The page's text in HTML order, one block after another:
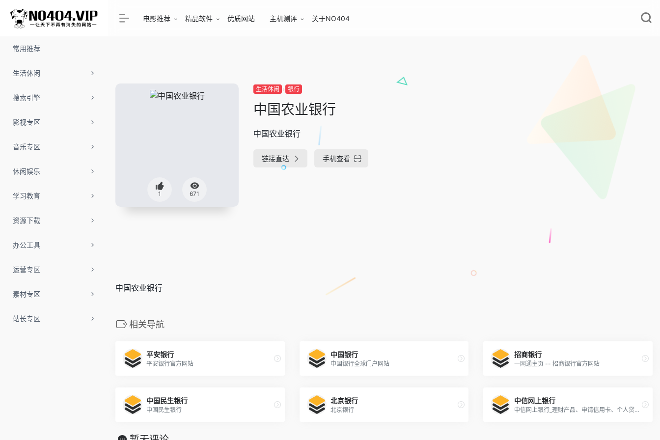
常用推荐
生活休闲
搜索引擎
影视专区
音乐专区
休闲娱乐
学习教育
资源下载
办公工具
运营专区
素材专区
站长专区
电影推荐 精品软件 优质网站 主机测评 关于NO404
1 671
生活休闲 银行
中国农业银行
中国农业银行
链接直达 手机查看
中国农业银行
相关导航
平安银行
平安银行官方网站
中国银行
中国银行全球门户网站
招商银行
一网通主页 -- 招商银行官方网站
中国民生银行
中国民生银行
北京银行
北京银行
中信网上银行
中信网上银行_理财产品、申请信用卡、个人贷款-中信银行官网